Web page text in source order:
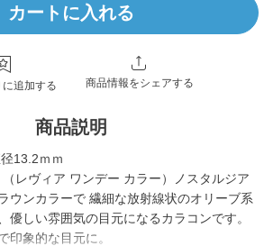
カートに入れる
追加する 商品情報をシェアする
商品説明
13.2ｍｍ
レヴィア ワンデー カラー）ノスタルジア
ウンカラーで 繊細な放射線状のオリーブ系
優しい雰囲気の目元になるカラコンです。
印象的な目元に。